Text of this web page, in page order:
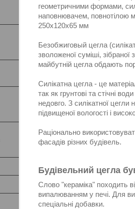
геометричними формами,
наповнювачем, повнотілою
250x120x65 мм
Безобжиговый цегла
зволоженої суміші,
майбутній цегла обдають
Силікатна цегла - це
так як грунтові та стічні
недовго. З силікатної
підвищеної вологості і
Раціонально
фасадів різних будівель.
Будівельний цегла
Слово "кераміка" походить
випалюванням у печі. Для
спеціальні добавки.